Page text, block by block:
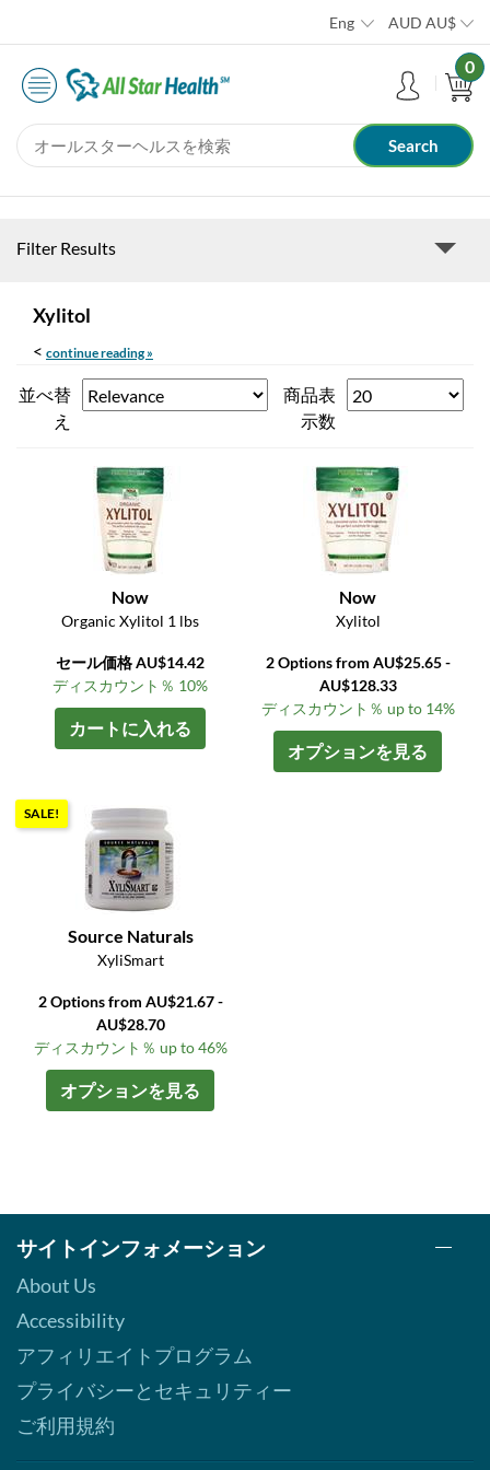
Eng AUD AU$
0
Filter Results
Xylitol
< continue reading »
並べ替
え
商品表
示数
Now
Organic Xylitol 1 lbs
セール価格 AU$14.42
ディスカウント％ 10%
カートに入れる
Now
Xylitol
2 Options from AU$25.65 -
AU$128.33
ディスカウント％ up to 14%
オプションを見る
SALE!
Source Naturals
XyliSmart
2 Options from AU$21.67 -
AU$28.70
ディスカウント％ up to 46%
オプションを見る
サイトインフォメーション
About Us
Accessibility
アフィリエイトプログラム
プライバシーとセキュリティー
ご利用規約